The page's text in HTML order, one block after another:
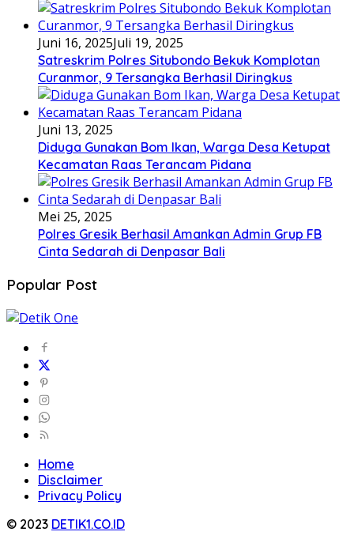
Juni 16, 2025Juli 19, 2025
Satreskrim Polres Situbondo Bekuk Komplotan
Curanmor, 9 Tersangka Berhasil Diringkus
Juni 13, 2025
Diduga Gunakan Bom Ikan, Warga Desa Ketupat
Kecamatan Raas Terancam Pidana
Mei 25, 2025
Polres Gresik Berhasil Amankan Admin Grup FB
Cinta Sedarah di Denpasar Bali
Popular Post
Home
Disclaimer
Privacy Policy
© 2023 DETIK1.CO.ID